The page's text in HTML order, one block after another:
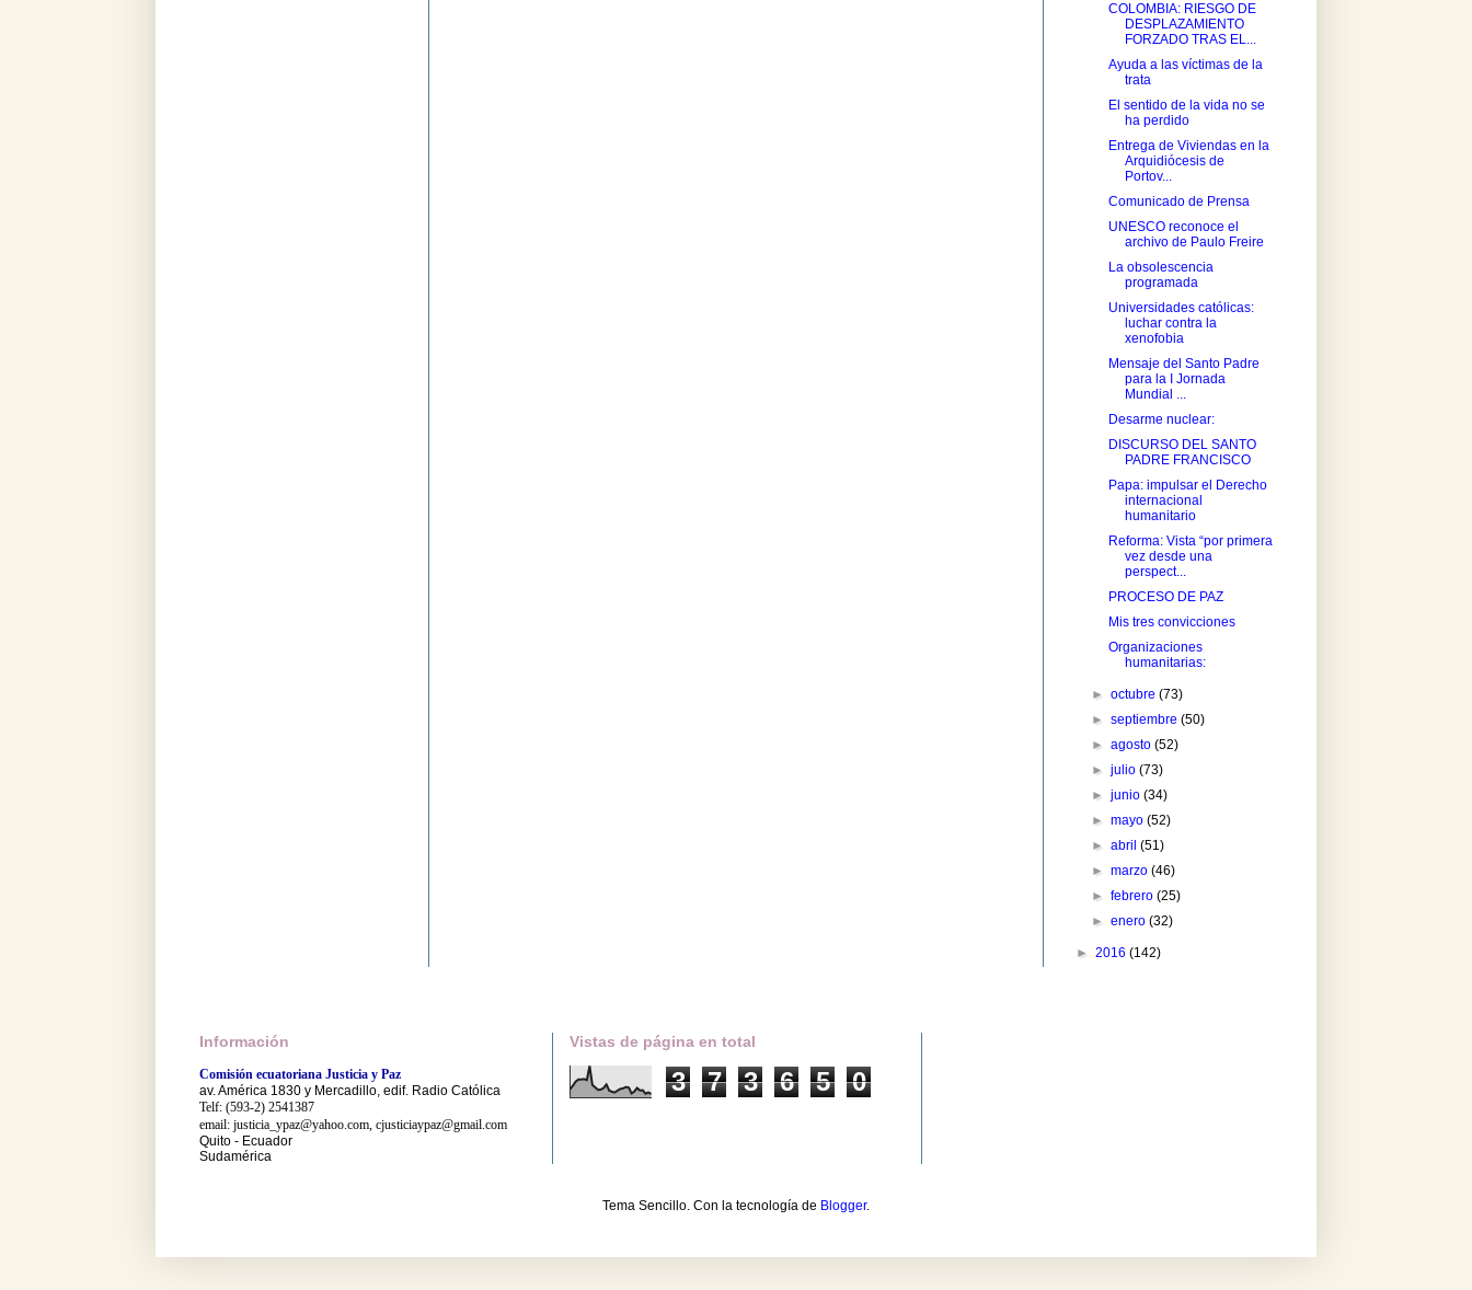
COLOMBIA: RIESGO DE
DESPLAZAMIENTO
FORZADO TRAS EL...
Ayuda a las víctimas de la
trata
El sentido de la vida no se
ha perdido
Entrega de Viviendas en la
Arquidiócesis de
Portov...
Comunicado de Prensa
UNESCO reconoce el
archivo de Paulo Freire
La obsolescencia
programada
Universidades católicas:
luchar contra la
xenofobia
Mensaje del Santo Padre
para la I Jornada
Mundial ...
Desarme nuclear:
DISCURSO DEL SANTO
PADRE FRANCISCO
Papa: impulsar el Derecho
internacional
humanitario
Reforma: Vista “por primera
vez desde una
perspect...
PROCESO DE PAZ
Mis tres convicciones
Organizaciones
humanitarias:
►octubre(73)
►septiembre(50)
►agosto(52)
►julio(73)
►junio(34)
►mayo(52)
►abril(51)
►marzo(46)
►febrero(25)
►enero(32)
► 2016 (142)
Información
Comisión ecuatoriana Justicia y Paz
av. América 1830 y Mercadillo, edif. Radio Católica
Telf: (593-2) 2541387
email: justicia_ypaz@yahoo.com, cjusticiaypaz@gmail.com
Quito - Ecuador
Sudamérica
Vistas de página en total
3 7 3 6 5 0
Tema Sencillo. Con la tecnología de Blogger.